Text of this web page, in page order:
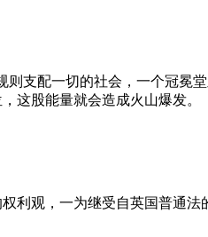
则支配一切的社会，一个冠冕
这股能量就会造成火山爆发。
利观，一为继受自英国普通